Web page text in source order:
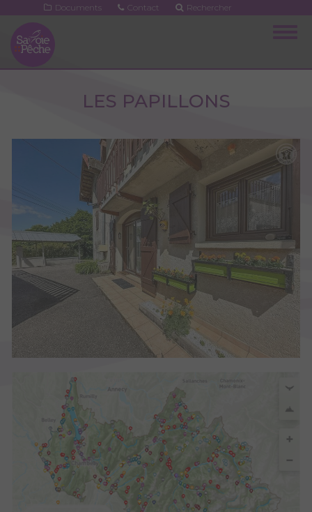
contenu
principal
Documents Contact Rechercher
LES PAPILLONS